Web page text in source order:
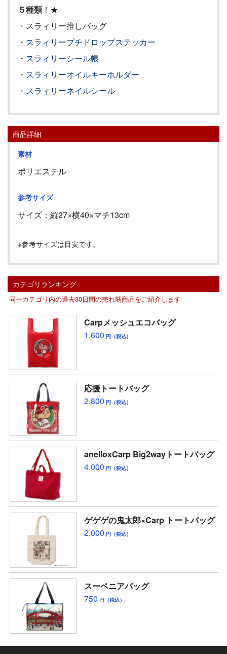
５種類！★
・スラィリー推しバッグ
・ スラィリープチドロップステッカー
・ スラィリーシール帳
・ スラィリーオイルキーホルダー
・ スラィリーネイルシール
商品詳細
素材
ポリエステル
参考サイズ
サイズ：縦27×横40×マチ13cm
※参考サイズは目安です。
カテゴリランキング
同一カテゴリ内の過去30日間の売れ筋商品をご紹介します
Carpメッシュエコバッグ
1,600 円（税込）
応援トートバッグ
2,800 円（税込）
anelloxCarp Big2wayトートバッグ
4,000 円（税込）
ゲゲゲの鬼太郎×Carp トートバッグ
2,000 円（税込）
スーベニアバッグ
750 円（税込）